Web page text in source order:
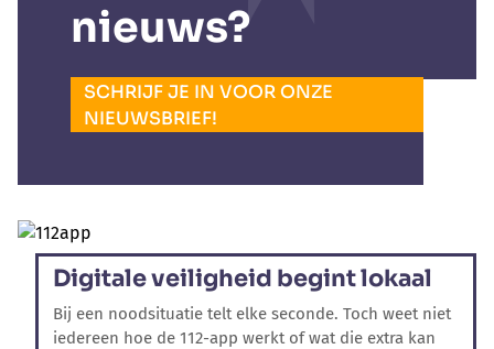
nieuws?
SCHRIJF JE IN VOOR ONZE
NIEUWSBRIEF!
Digitale veiligheid begint lokaal
Bij een noodsituatie telt elke seconde. Toch weet niet
iedereen hoe de 112-app werkt of wat die extra kan